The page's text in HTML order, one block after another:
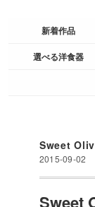
新着作品
選べる洋食器
Sweet
2015-09-02
Sweet